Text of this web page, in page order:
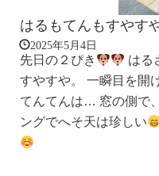
はるもてんもすやす
2025年5月4日
先日の２ぴき
はる
すやすや。 一瞬目を開
てんてんは… 窓の側で
ングでへそ天は珍しい